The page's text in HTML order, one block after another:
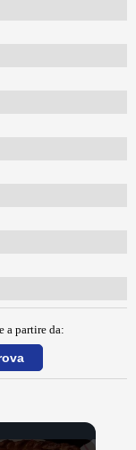
a partire da: